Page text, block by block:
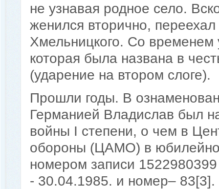
не узнавая родное село.
женился вторично,
Хмельницкого. Со временем
которая была названа в
(ударение на втором слоге).
Прошли годы. В
Германией Владислав был
войны I степени, о чем в
обороны (ЦАМО) в
номером записи 1522980399
- 30.04.1985. и номер– 83[3].